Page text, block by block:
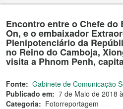
Encontro entre o Chefe do
On, e o embaixador
Plenipotenciário da
no Reino do Camboja,
visita a Phnom Penh,
Fonte: Gabinete de Comunicação
Publicado em: 7 de Maio de 2018
Categoria: Fotorreportagem